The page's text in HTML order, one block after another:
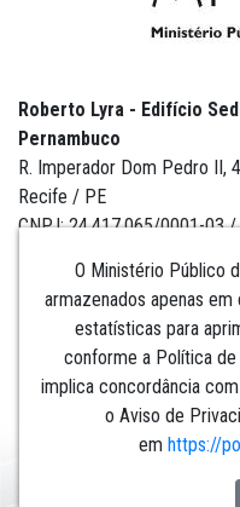
O Ministério Público
armazenados apenas
estatísticas para
conforme a Política de
implica concordância
o Aviso de
em https://
Roberto Lyra - Edifício
Pernambuco
R. Imperador Dom Pedro II,
Recife / PE
CNPJ: 24.417.065/0001-03
Institucional
Comunicação